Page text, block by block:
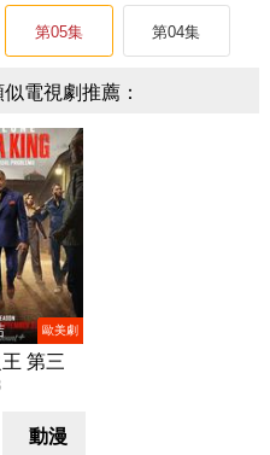
第05集 第04集
電視劇推薦：
歐美劇
第三
動漫